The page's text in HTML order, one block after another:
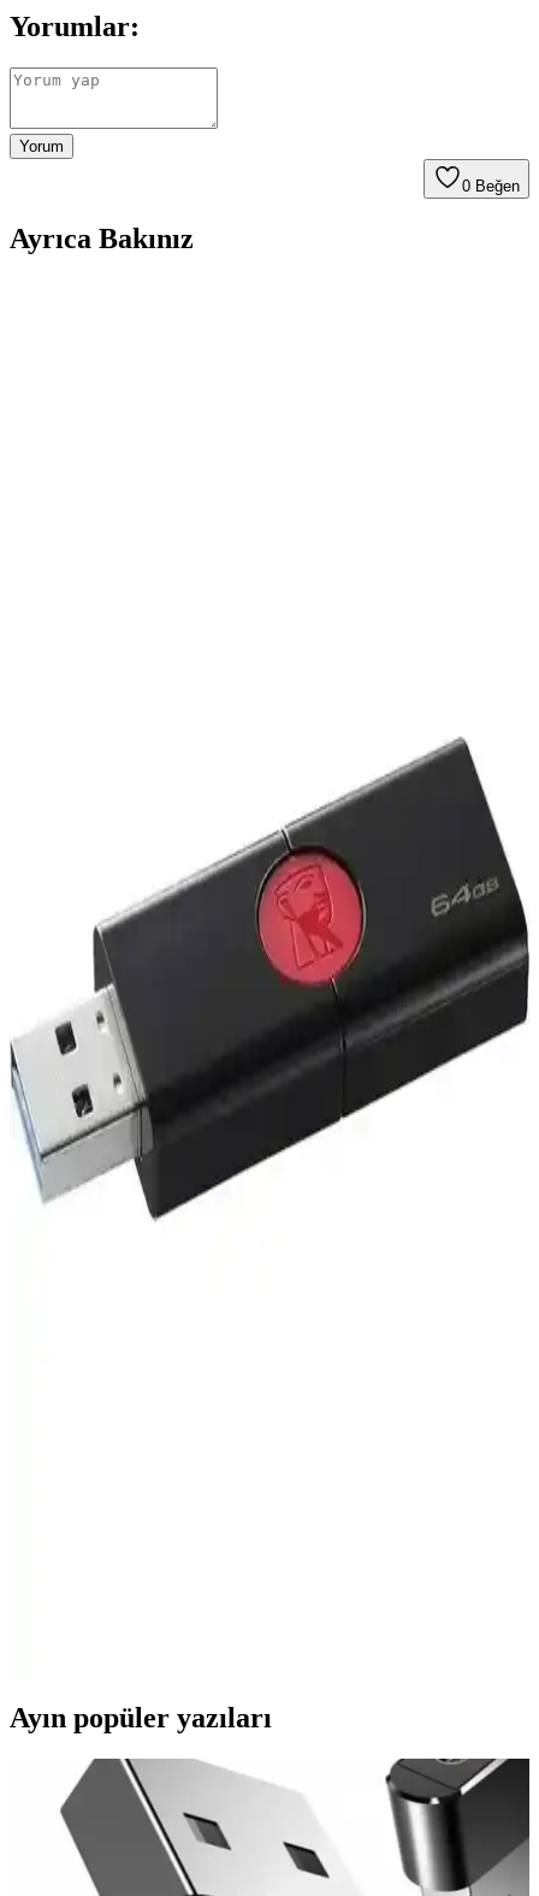
Yorumlar:
Yorum
0 Beğen
Ayrıca Bakınız
tasarım ve taşınabilirlik sunar. Geniş depolama alanı ve uyumluluk
avantajlarıyla günlük ve profesyonel kullanım için ideal bir seçenek.
Concord 4GB Cruzer Fit Mini USB Bellek:
Kompakt ve Güvenilir Taşınabilir Depolama
Küçük boyutlu ve hafif Concord 4GB Cruzer Fit USB bellek,
günlük kullanım ve hareket halinde veri transferi için ideal, uyumlu
ve dayanıklı taşınabilir depolama çözümüdür.
Sandisk Cruzer Glide 256GB ve 128GB USB Bellek
Karşılaştırması ve Kullanıcı Yorumları
Sandisk Cruzer Glide 256GB ve 128GB modellerinin hız, kapasite
ve kullanıcı memnuniyeti açısından detaylı karşılaştırması. Hangi
modelin ihtiyaçlarınıza uygun olduğunu keşfedin.
Kioxia 16GB Transmemory U401 ve Sandisk 64GB
Cruzer Blade Karşılaştırması
Ayın popüler yazıları